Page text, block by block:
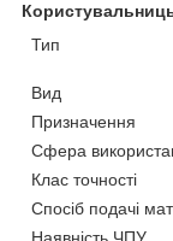
Тип
Вид
Призначення
Сфера
Клас точності
Спосіб подачі